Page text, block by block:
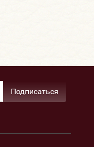
Подписаться